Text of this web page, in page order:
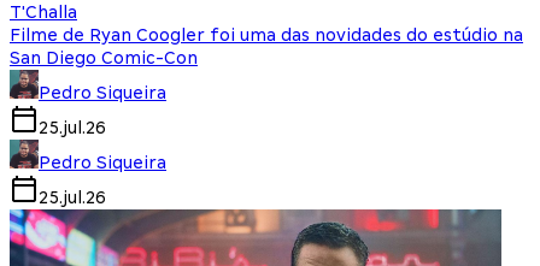
T'Challa
Filme de Ryan Coogler foi uma das novidades do estúdio na
San Diego Comic-Con
Pedro Siqueira
25.jul.26
Pedro Siqueira
25.jul.26